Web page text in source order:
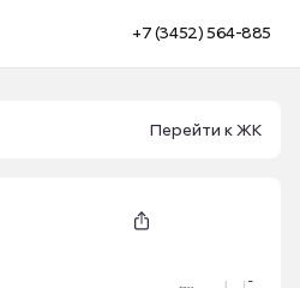
+7 (3452) 564-885
Перейти к ЖК